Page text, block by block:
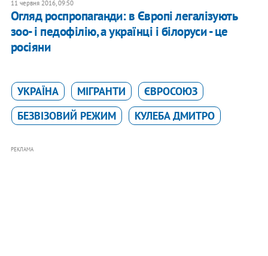
11 червня 2016, 09:50
Огляд роспропаганди: в Європі легалізують
зоо- і педофілію, а українці і білоруси - це
росіяни
УКРАЇНА МІГРАНТИ
ЄВРОСОЮЗ
БЕЗВІЗОВИЙ РЕЖИМ
КУЛЕБА ДМИТРО
РЕКЛАМА